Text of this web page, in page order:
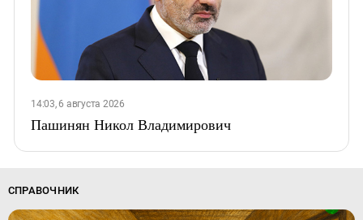
14:03, 6 августа 2026
Пашинян Никол Владимирович
СПРАВОЧНИК